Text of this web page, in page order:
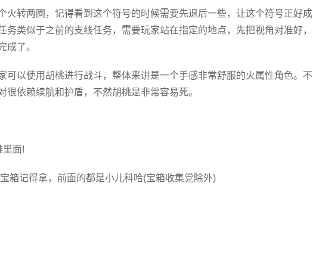
火转两圈，记得看到这个符号的时候需要先退后一些，让这个符号正好成
类似于之前的支线任务，需要玩家站在指定的地点，先把视角对准好，
成了。
可以使用胡桃进行战斗，整体来讲是一个手感非常舒服的火属性角色。不
依赖续航和护盾，不然胡桃是非常容易死。
里面!
箱记得拿，前面的都是小儿科哈(宝箱收集党除外)